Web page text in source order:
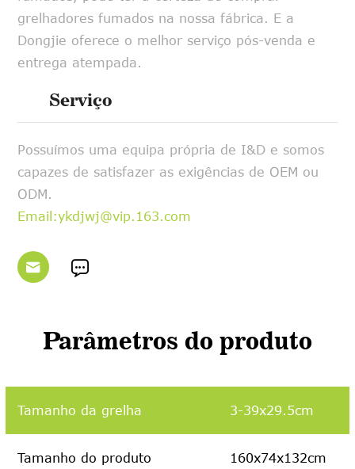
grelhadores fumados na nossa fábrica. E a
Dongjie oferece o melhor serviço pós-venda e
entrega atempada.
Serviço
Possuímos uma equipa própria de I&D e somos
capazes de satisfazer as exigências de OEM ou
ODM.
Email:ykdjwj@vip.163.com
 
Parâmetros do produto
Tamanho da grelha 3-39x29.5cm
Tamanho do produto 160x74x132cm